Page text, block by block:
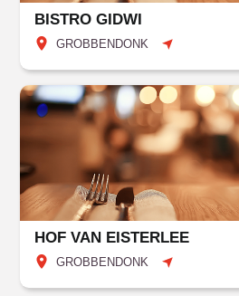
BISTRO GIDWI
GROBBENDONK
HOF VAN EISTERLEE
GROBBENDONK